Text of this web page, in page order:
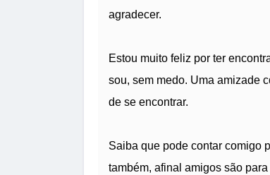
agradecer.
Estou muito feliz por ter
sou, sem medo. Uma amizade
de se encontrar.
Saiba que pode contar comigo
também, afinal amigos são